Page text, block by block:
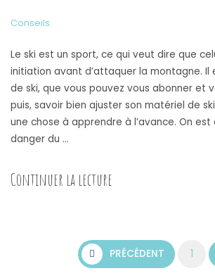
Conseils
Le ski est un sport, ce qui veut dire que
initiation avant d’attaquer la montagne. Il
de ski, que vous pouvez vous abonner et
puis, savoir bien ajuster son matériel de
une chose à apprendre à l’avance. On est
danger du …
Continuer la lecture
Pagination des
PRÉCÉDENT 1